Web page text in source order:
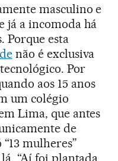
masculino e
já a incomoda há
Porque esta
não é exclusiva
Por
aos 15 anos
um colégio
Lima, que antes
de
mulheres”
“Aí foi plantada